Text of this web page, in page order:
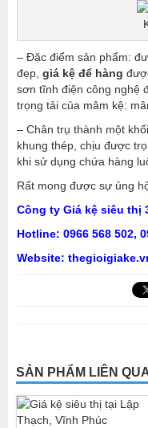
– Đặc điểm sản phẩm:
đẹp, giá kệ để hàng
sơn tĩnh điện công nghệ
trọng tải của mâm kệ:
– Chân trụ thành một
khung thép, chịu được
khi sử dụng chứa hàng
Rất mong được sự ủng
Công ty Giá kệ siêu thị
Hotline: 0966 568 502,
Website:
SẢN PHẨM LIÊN